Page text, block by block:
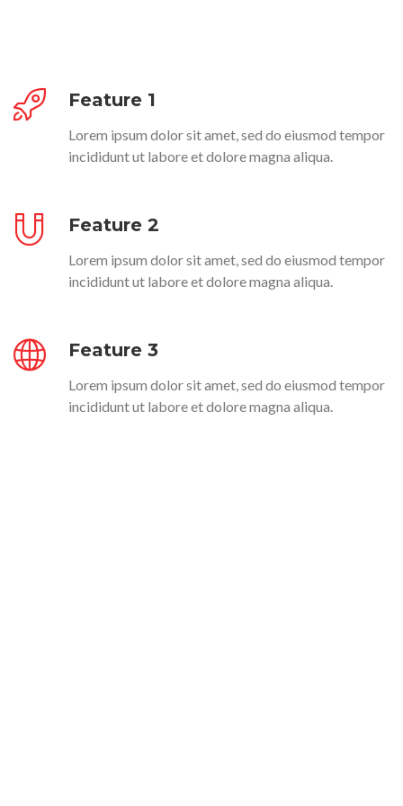
Feature 1
Lorem ipsum dolor sit amet, sed do eiusmod tempor
incididunt ut labore et dolore magna aliqua.
Feature 2
Lorem ipsum dolor sit amet, sed do eiusmod tempor
incididunt ut labore et dolore magna aliqua.
Feature 3
Lorem ipsum dolor sit amet, sed do eiusmod tempor
incididunt ut labore et dolore magna aliqua.